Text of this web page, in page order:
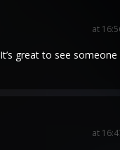
It’s great to see